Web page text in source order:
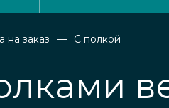
на заказ С полкой